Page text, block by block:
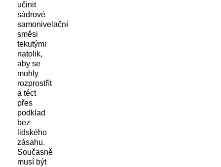
učinit
sádrové
samonivelační
směsi
tekutými
natolik,
aby se
mohly
rozprostřít
a téct
přes
podklad
bez
lidského
zásahu.
Současně
musí být